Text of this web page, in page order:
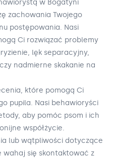
w Bogatyni
zachowania Twojego
postępowania. Nasi
Ci rozwiązać problemy
lęk separacyjny,
nadmierne skakanie na
które pomogą Ci
pupila. Nasi behawioryści
aby pomóc psom i ich
współżycie.
lub wątpliwości dotyczące
wahaj się skontaktować z